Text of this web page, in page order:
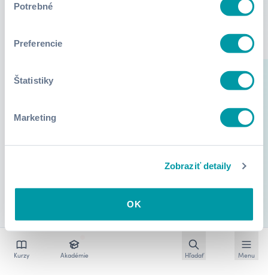
súhlasu
Potrebné
Preferencie
Štatistiky
Marketing
Zobraziť detaily
OK
Kurzy Akadémie Hľadať Menu